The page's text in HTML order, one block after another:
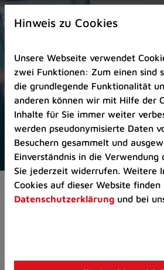
Zur
Startseite
Zum
Seitenanfang
springen
(Schnelltaste
A)
Zur
Navigation/Menü
springen
(Schnelltaste
M)
Zur
8)
Aktuelles
Hinweis zu Cookies
Unsere Webseite verwendet
zwei Funktionen: Zum einen sind
die grundlegende Funktionalität
anderen können wir mit Hilfe der
Inhalte für Sie immer weiter
werden pseudonymisierte Daten
Besuchern gesammelt und
Einverständnis in die Verwendung
Sie jederzeit widerrufen. Weitere
Cookies auf dieser Website finden
Datenschutzerklärung und bei